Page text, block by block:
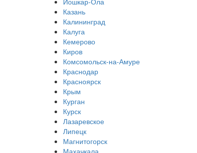
Казань
Калининград
Калуга
Кемерово
Киров
Комсомольск-на-Амуре
Краснодар
Красноярск
Крым
Курган
Курск
Лазаревское
Липецк
Магнитогорск